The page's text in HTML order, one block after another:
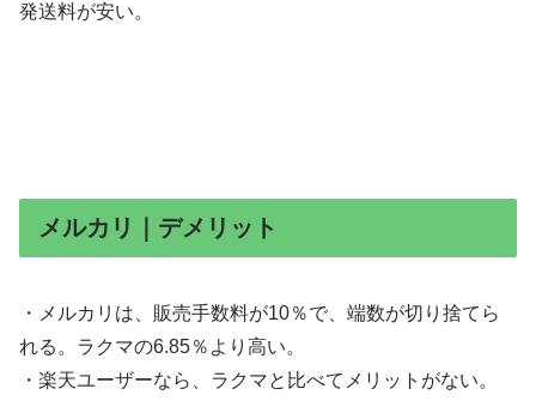
発送料が安い。
メルカリ｜デメリット
・メルカリは、販売手数料が10％で、端数が切り捨てら
れる。ラクマの6.85％より高い。
・楽天ユーザーなら、ラクマと比べてメリットがない。